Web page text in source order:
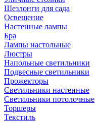
Шезлонги для сада
Освещение
Hастенные лампы
Бра
Лампы настольные
Люстры
Напольные светильники
Подвесные светильники
Прожекторы
Светильники настенные
Светильники потолочные
Торшеры
Текстиль